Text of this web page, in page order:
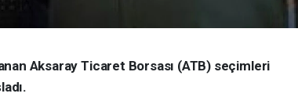
Aksaray Ticaret Borsası (ATB) seçimleri